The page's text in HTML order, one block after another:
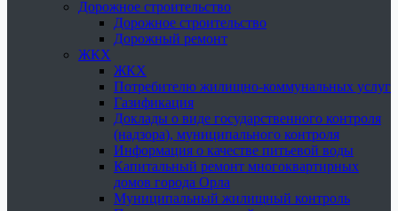
Дорожное строительство
Дорожное строительство
Дорожный ремонт
ЖКХ
ЖКХ
Потребителю жилищно-коммунальных услуг
Газификация
Доклады о виде государственного контроля
(надзора), муниципального контроля
Информация о качестве питьевой воды
Капитальный ремонт многоквартирных
домов города Орла
Муниципальный жилищный контроль